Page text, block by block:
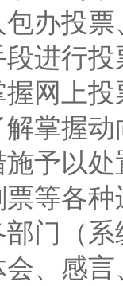
办投
段进行
网上
掌握
予以
等各
（系
、感